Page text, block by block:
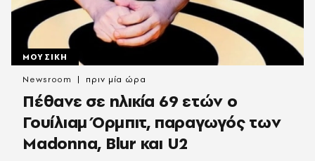
ΜΟΥΣΙΚΗ
Πέθανε σε ηλικία 69 ετών ο
Γουίλιαμ Όρμπιτ, παραγωγός των
Madonna, Blur και U2
Newsroom πριν μία ώρα